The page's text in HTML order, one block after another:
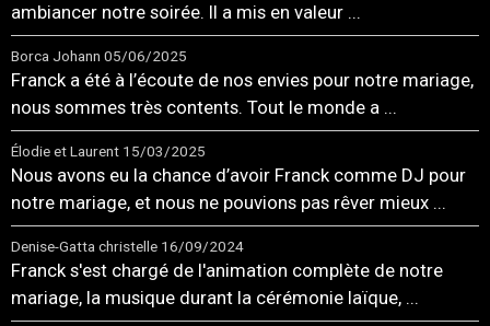
ambiancer notre soirée. Il a mis en valeur ...
Borca Johann 05/06/2025
Franck a été à l’écoute de nos envies pour notre mariage,
nous sommes très contents. Tout le monde a ...
Élodie et Laurent 15/03/2025
Nous avons eu la chance d’avoir Franck comme DJ pour
notre mariage, et nous ne pouvions pas rêver mieux ...
Denise-Gatta christelle 16/09/2024
Franck s'est chargé de l'animation complète de notre
mariage, la musique durant la cérémonie laïque, ...